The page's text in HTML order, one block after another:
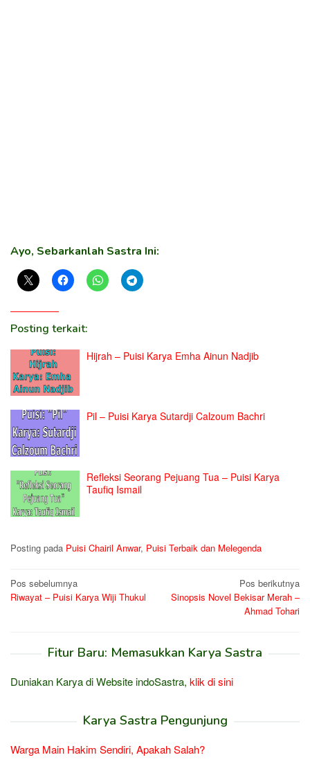
Ayo, Sebarkanlah Sastra Ini:
Posting terkait:
Hijrah – Puisi Karya Emha Ainun Nadjib
Pil – Puisi Karya Sutardji Calzoum Bachri
Refleksi Seorang Pejuang Tua – Puisi Karya
Taufiq Ismail
Posting pada Puisi Chairil Anwar, Puisi Terbaik dan Melegenda
Navigasi
pos
Pos sebelumnya
Riwayat – Puisi Karya Wiji Thukul
Pos berikutnya
Sinopsis Novel Bekisar Merah –
Ahmad Tohari
Fitur Baru: Memasukkan Karya Sastra
Duniakan Karya di Website indoSastra, klik di sini
Karya Sastra Pengunjung
Warga Main Hakim Sendiri, Apakah Salah?